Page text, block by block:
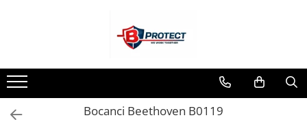
Atomizoare si pulverizatoare
Atomizoare
Pulverizatoare
Bocanci Beethoven B0119